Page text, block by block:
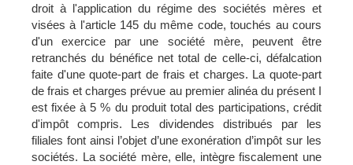
droit à l'application du régime des sociétés mères et
visées à l'article 145 du même code, touchés au cours
d'un exercice par une société mère, peuvent être
retranchés du bénéfice net total de celle-ci, défalcation
faite d'une quote-part de frais et charges. La quote-part
de frais et charges prévue au premier alinéa du présent I
est fixée à 5 % du produit total des participations, crédit
d'impôt compris. Les dividendes distribués par les
filiales font ainsi l’objet d’une exonération d’impôt sur les
sociétés. La société mère, elle, intègre fiscalement une